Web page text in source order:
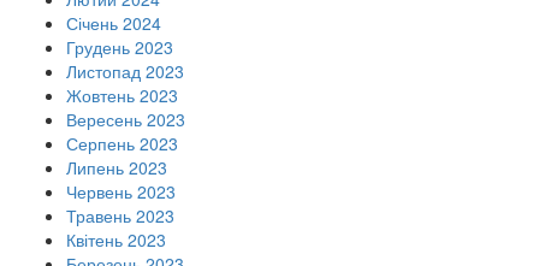
Січень 2024
Грудень 2023
Листопад 2023
Жовтень 2023
Вересень 2023
Серпень 2023
Липень 2023
Червень 2023
Травень 2023
Квітень 2023